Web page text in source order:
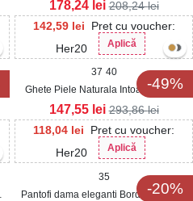
142,59 lei
Pret cu voucher:
Her20
Aplică
178,24 lei 208,24lei
-49%
37 40
Ghete Piele Naturala Intoarsa dama
Bordo Leiani2
118,04 lei
Pret cu voucher:
Her20
Aplică
147,55 lei 293,86lei
-20%
35
Pantofi dama eleganti Bordo din Piele